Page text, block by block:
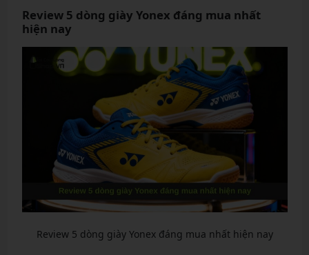
Review 5 dòng giày Yonex đáng mua nhất
hiện nay
Review 5 dòng giày Yonex đáng mua nhất hiện nay